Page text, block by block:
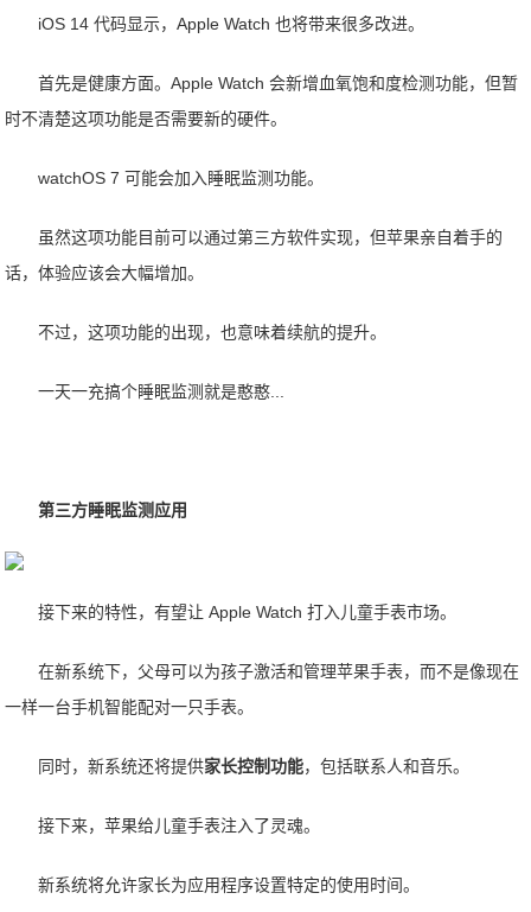
iOS 14 代码显示，Apple Watch 也将带来很多改进。
首先是健康方面。Apple Watch 会新增血氧饱和度检测功能，但暂
时不清楚这项功能是否需要新的硬件。
watchOS 7 可能会加入睡眠监测功能。
虽然这项功能目前可以通过第三方软件实现，但苹果亲自着手的
话，体验应该会大幅增加。
不过，这项功能的出现，也意味着续航的提升。
一天一充搞个睡眠监测就是憨憨...
第三方睡眠监测应用
接下来的特性，有望让 Apple Watch 打入儿童手表市场。
在新系统下，父母可以为孩子激活和管理苹果手表，而不是像现在
一样一台手机智能配对一只手表。
同时，新系统还将提供家长控制功能，包括联系人和音乐。
接下来，苹果给儿童手表注入了灵魂。
新系统将允许家长为应用程序设置特定的使用时间。